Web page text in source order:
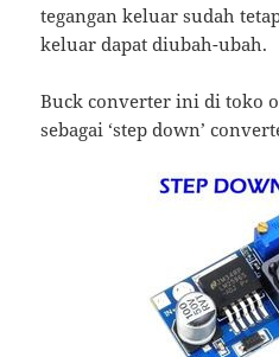
tegangan keluar sudah
keluar dapat diubah-ubah.
Buck converter ini di toko
sebagai ‘step down’